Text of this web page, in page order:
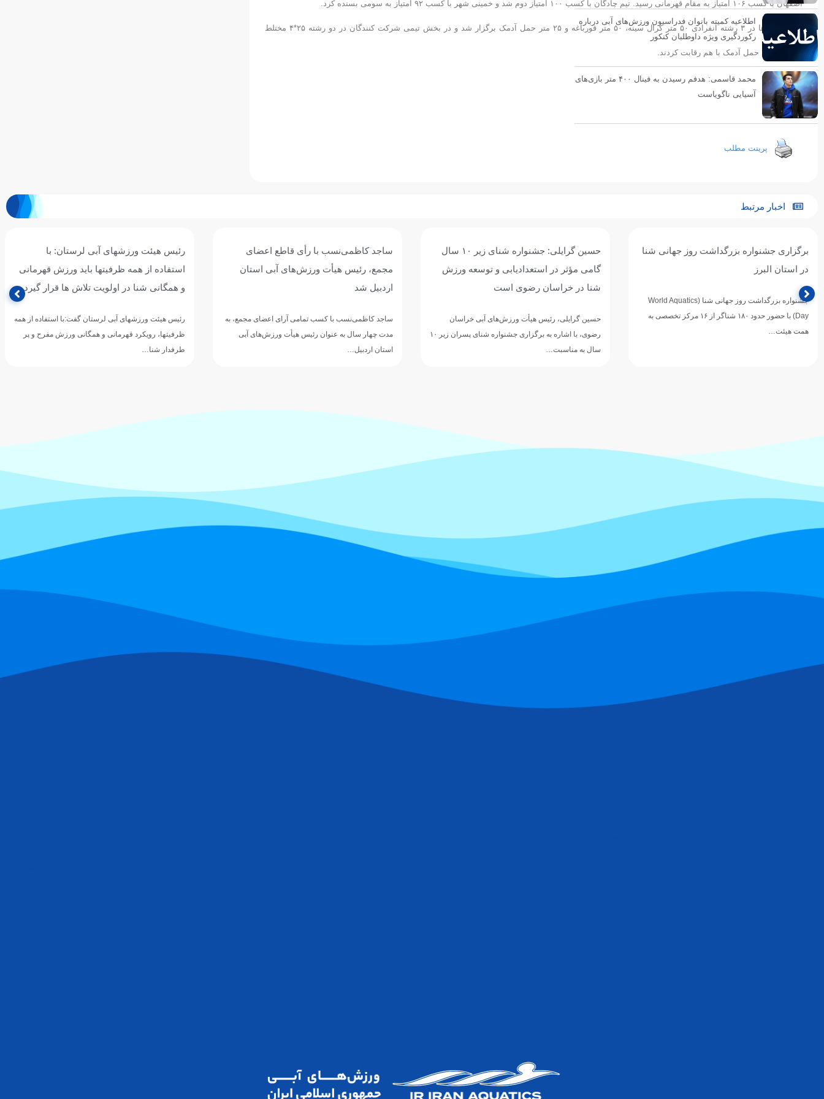
اصفهان با کسب ۱۰۶ امتیاز به مقام قهرمانی رسید. تیم چادگان با کسب ۱۰۰ امتیاز دوم شد و خمینی شهر با کسب ۹۲ امتیاز به سومی بسنده کرد.
این رقابت ها در ۳ رشته انفرادی ۵۰ متر کرال سینه، ۵۰ متر قورباغه و ۲۵ متر حمل آدمک برگزار شد و در بخش تیمی شرکت کنندگان در دو رشته ۲۵*۴ مختلط
تیمی و ۲۵*۴ حمل آدمک با هم رقابت کردند.
انتهای پیام
پرینت مطلب
اطلاعیه کمیته بانوان فدراسیون ورزش‌های آبی درباره
رکوردگیری ویژه داوطلبان کنکور
محمد قاسمی: هدفم رسیدن به فینال ۴۰۰ متر بازی‌های
آسیایی ناگویاست
اخبار مرتبط
حسین گرایلی: جشنواره شنای زیر ۱۰ سال
گامی مؤثر در استعدادیابی و توسعه ورزش
شنا در خراسان رضوی است
حسین گرایلی، رئیس هیأت ورزش‌های آبی خراسان
ساجد کاظمی‌نسب با رأی قاطع اعضای
مجمع، رئیس هیأت ورزش‌های آبی استان
اردبیل شد
ساجد کاظمی‌نسب با کسب تمامی آرای اعضای مجمع، به
مدت چهار سال به عنوان رئیس هیأت ورزش‌های آبی
استان اردبیل…
رئیس هیئت ورزشهای آبی لرستان: با
استفاده از همه ظرفیتها باید ورزش قهرمانی
و همگانی شنا در اولویت تلاش ها قرار گیرد
رئیس هیئت ورزشهای آبی لرستان گفت:با استفاده از همه
ظرفیتها، رویکرد قهرمانی و همگانی ورزش مفرح و پر
طرفدار شنا…
برگزاری جشنواره روز جهانی شنا در گلستان
با حضور بیش از ۳۱۰ شناگر دختر و پسر
دختران و پسران با حضور بیش از ۳۱۰ شناگر از سراسر…